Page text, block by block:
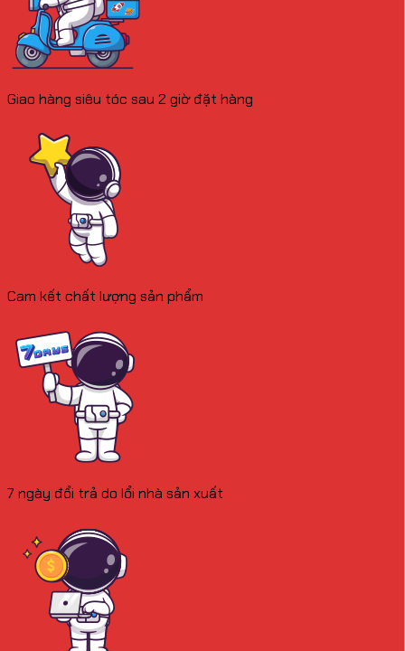
Giao hàng siêu tóc sau 2 giờ đặt hàng
Cam kết chất lượng sản phẩm
7 ngày đổi trả do lổi nhà sản xuất